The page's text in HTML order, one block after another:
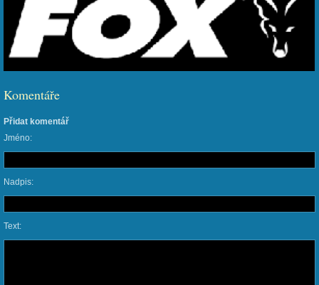
Komentáře
Přidat komentář
Jméno:
Nadpis:
Text: